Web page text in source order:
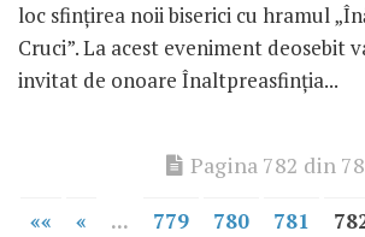
loc sfinţirea noii biserici cu hramul
Cruci”. La acest eveniment deosebit
invitat de onoare Înaltpreasfinţia...
Pagina 782 din
«« « ... 779 780 781